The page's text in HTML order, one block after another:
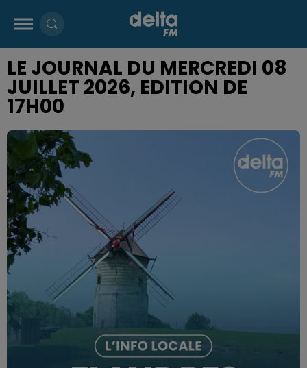
LE JOURNAL DU MERCREDI 08
JUILLET 2026, EDITION DE
17H00